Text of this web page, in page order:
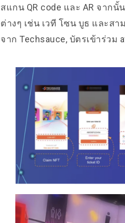
สแกน QR code และ AR จาก
ต่างๆ เช่น เวที โซน บูธ และส
จาก Techsauce, บัตรเข้าร่วม